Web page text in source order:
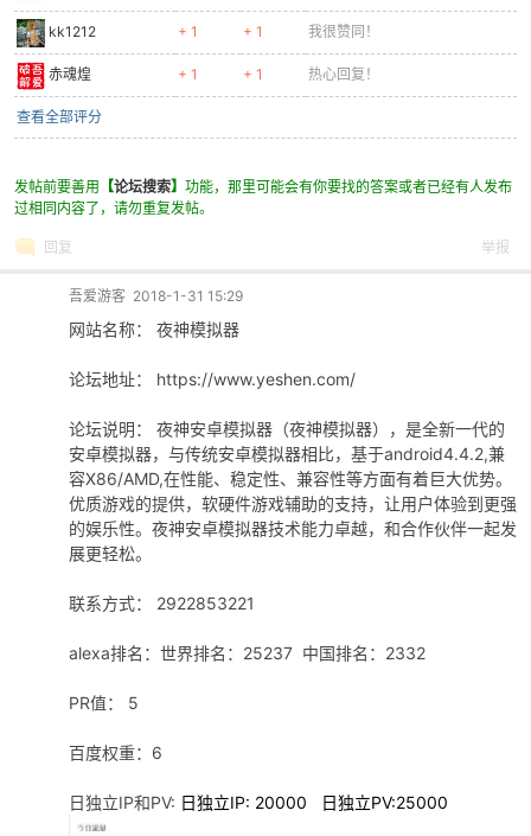
kk1212 + 1 + 1 我很赞同！
赤魂煌 + 1 + 1 热心回复！
查看全部评分
发帖前要善用 【论坛搜索】 功能，那里可能会有你要找的答案或者已经有人发布
过相同内容了，请勿重复发帖。
回复 举报
吾爱游客 2018-1-31 15:29
网站名称： 夜神模拟器
论坛地址： https://www.yeshen.com/
论坛说明： 夜神安卓模拟器（夜神模拟器），是全新一代的
安卓模拟器，与传统安卓模拟器相比，基于android4.4.2,兼
容X86/AMD,在性能、稳定性、兼容性等方面有着巨大优势。
优质游戏的提供，软硬件游戏辅助的支持，让用户体验到更强
的娱乐性。夜神安卓模拟器技术能力卓越，和合作伙伴一起发
展更轻松。
联系方式： 2922853221
alexa排名：世界排名：25237 中国排名：2332
PR值： 5
百度权重：6
日独立IP和PV: 日独立IP: 20000 日独立PV:25000